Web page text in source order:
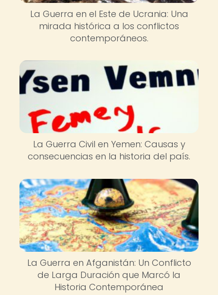
La Guerra en el Este de Ucrania: Una
mirada histórica a los conflictos
contemporáneos.
La Guerra Civil en Yemen: Causas y
consecuencias en la historia del país.
La Guerra en Afganistán: Un Conflicto
de Larga Duración que Marcó la
Historia Contemporánea